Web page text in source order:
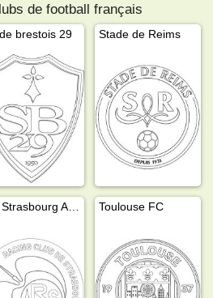
de football français
brestois 29 Stade de Reims
Toulouse FC